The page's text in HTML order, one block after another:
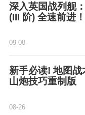
深入英国战列舰
(III 阶) 全速前进！
09-08
新手必读! 地图战
山炮技巧重制版
08-26